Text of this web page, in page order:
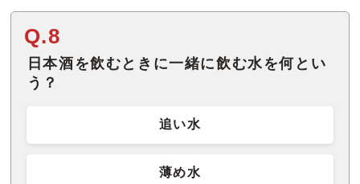
Q.8
日本酒を飲むときに一緒に飲む水を何とい
う？
追い水
薄め水